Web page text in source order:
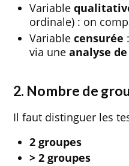
Variable
ordinale) : on
Variablecensurée
via uneanalyse
2. Nombre de
Il faut distinguer les
2 groupes
> 2 groupes